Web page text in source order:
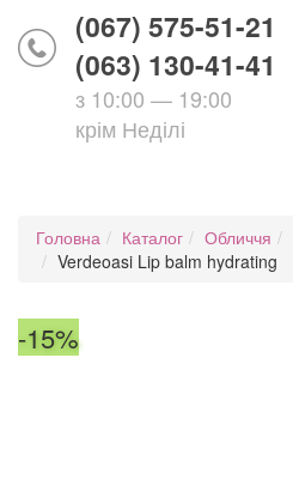
(067) 575-51-21
(063) 130-41-41
з 10:00 — 19:00
крім Неділі
Головна Каталог Обличчя
Verdeoasi Lip balm hydrating
-15%